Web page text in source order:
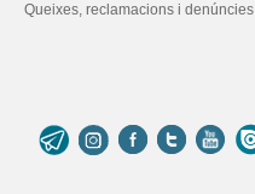
Queixes, reclamacions i denúncies